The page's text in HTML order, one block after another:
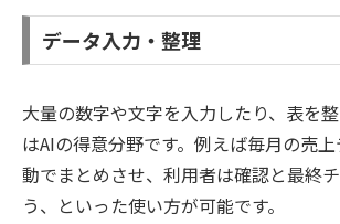
データ入力・整理
大量の数字や文字を入力したり、表を
はAIの得意分野です。例えば毎月の売
動でまとめさせ、利用者は確認と最終
う、といった使い方が可能です。